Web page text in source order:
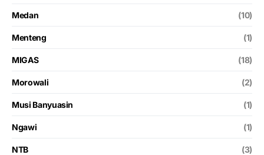
Medan (10)
Menteng (1)
MIGAS (18)
Morowali (2)
Musi Banyuasin (1)
Ngawi (1)
NTB (3)